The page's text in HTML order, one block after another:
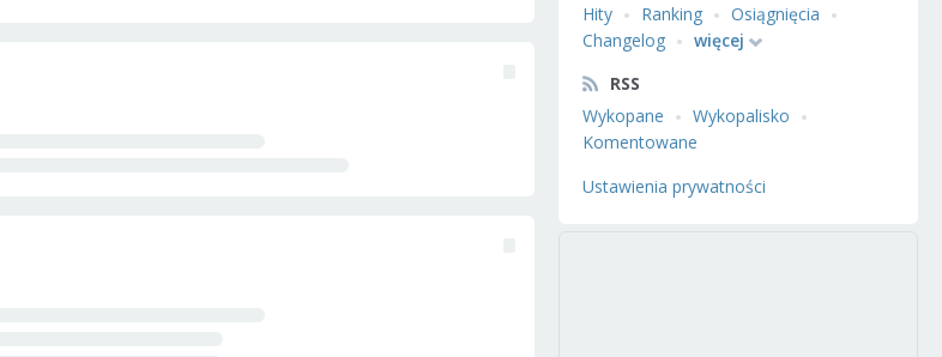
Hity
Ranking
Osiągnięcia
Changelog
więcej
RSS
Wykopane
Wykopalisko
Komentowane
Ustawienia prywatności